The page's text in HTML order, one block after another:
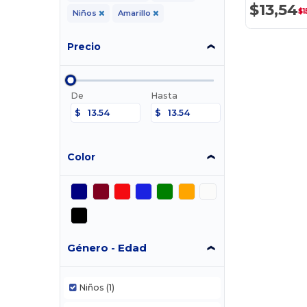
Niños Amarillo
Precio
De
$
Hasta
$
Color
Género - Edad
Niños (1)
$13,54